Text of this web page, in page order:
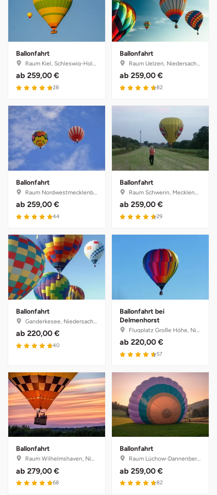
Ballonfahrt
Raum Kiel, Schleswig-Holstein
ab 259,00 €
4.8 von 5
28
Ballonfahrt
Raum Uelzen, Niedersachsen
ab 259,00 €
4.7 von 5
82
Ballonfahrt
Raum Nordwestmecklenburg, Mecklenburg-Vorpommern
ab 259,00 €
4.9 von 5
44
Ballonfahrt
Raum Schwerin, Mecklenburg-Vorpommern
ab 259,00 €
4.7 von 5
29
Ballonfahrt
Ganderkesee, Niedersachsen
ab 220,00 €
4.9 von 5
40
Ballonfahrt bei
Delmenhorst
Flugplatz Große Höhe, Niedersachsen
ab 220,00 €
4.6 von 5
57
Ballonfahrt
Raum Wilhelmshaven, Niedersachsen
ab 279,00 €
5 von 5
68
Ballonfahrt
Raum Lüchow-Dannenberg, Niedersachsen
ab 259,00 €
4.8 von 5
82